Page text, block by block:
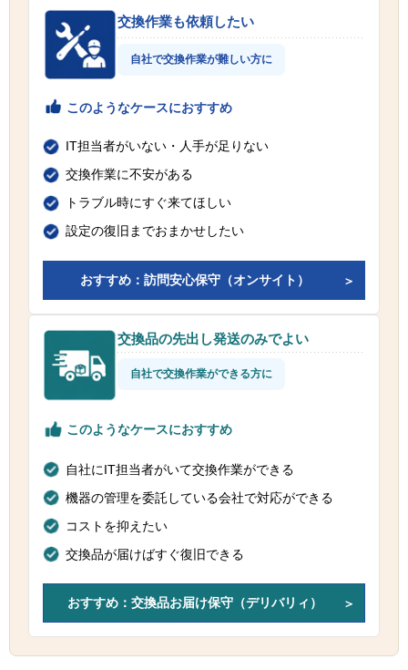
交換作業も依頼したい
自社で交換作業が難しい方に
このようなケースにおすすめ
IT担当者がいない・人手が足りない
交換作業に不安がある
トラブル時にすぐ来てほしい
設定の復旧までおまかせしたい
おすすめ：訪問安心保守（オンサイト）
交換品の先出し発送のみでよい
自社で交換作業ができる方に
このようなケースにおすすめ
自社にIT担当者がいて交換作業ができる
機器の管理を委託している会社で対応ができる
コストを抑えたい
交換品が届けばすぐ復旧できる
おすすめ：交換品お届け保守（デリバリィ）